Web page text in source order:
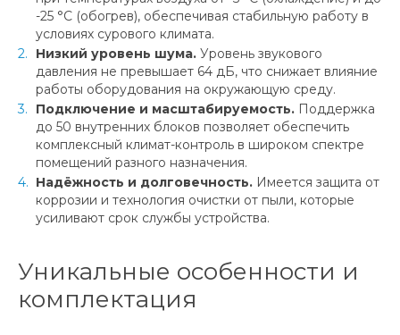
-25 °C (обогрев), обеспечивая стабильную работу в
условиях сурового климата.
Низкий уровень шума. Уровень звукового
давления не превышает 64 дБ, что снижает влияние
работы оборудования на окружающую среду.
Подключение и масштабируемость. Поддержка
до 50 внутренних блоков позволяет обеспечить
комплексный климат-контроль в широком спектре
помещений разного назначения.
Надёжность и долговечность. Имеется защита от
коррозии и технология очистки от пыли, которые
усиливают срок службы устройства.
Уникальные особенности и
комплектация